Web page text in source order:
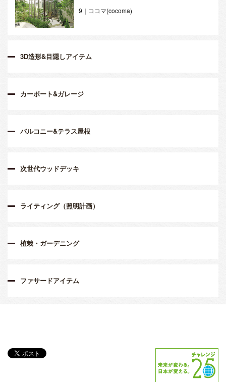
9｜ココマ(cocoma)
3D造形&目隠しアイテム
カーポート&ガレージ
バルコニー&テラス屋根
次世代ウッドデッキ
ライティング（照明計画）
植栽・ガーデニング
ファサードアイテム